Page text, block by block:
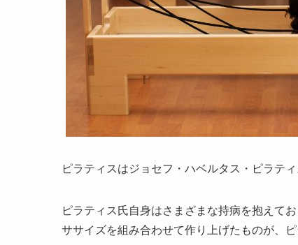
ピラティスはジョセフ・ハベルタス・ピラテ
ピラティス氏自身はさまざまな持病を抱えて
ササイズを組み合わせて作り上げたものが、ピ